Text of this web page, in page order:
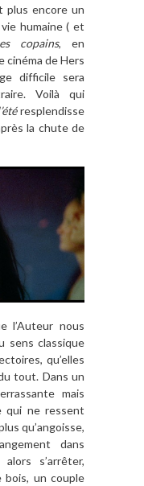
plus encore un
humaine ( et
copains, en
cinéma de Hers
difficile sera
Voilà qui
resplendisse
la chute de
l’Auteur nous
sens classique
qu’elles
tout. Dans un
mais
qui ne ressent
qu’angoisse,
dans
s’arrêter,
bois, un couple